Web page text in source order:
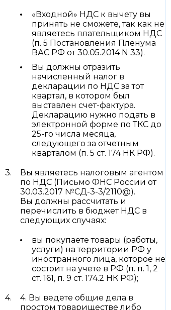
«Входной» НДС к вычету вы
принять не сможете, так как не
являетесь плательщиком НДС
(п. 5 Постановления Пленума
ВАС РФ от 30.05.2014 N 33).
Вы должны отразить
начисленный налог в
декларации по НДС за тот
квартал, в котором был
выставлен счет-фактура.
Декларацию нужно подать в
электронной форме по ТКС до
25-го числа месяца,
следующего за отчетным
кварталом (п. 5 ст. 174 НК РФ).
Вы являетесь налоговым агентом
по НДС (Письмо ФНС России от
30.03.2017 №СД-3-3/2110@).
Вы должны рассчитать и
перечислить в бюджет НДС в
следующих случаях:
вы покупаете товары (работы,
услуги) на территории РФ у
иностранного лица, которое не
состоит на учете в РФ (п. п. 1, 2
ст. 161, п. 9 ст. 174.2 НК РФ);
4. Вы ведете общие дела в
простом товариществе либо